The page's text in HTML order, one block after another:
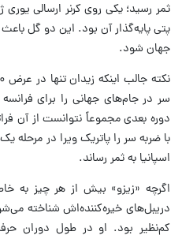
ثمر رسید؛ یکی روی کرنر ارسالی یوری
پتی پایه‌گذار آن بود. این دو گل
جهان شود.
سر در جام‌های جهانی را برای
دوره بعدی مجموعاً نتوانست از آن
اسپانیا به ثمر رساند.
اگرچه «زیزو» بیش از هر چیز به
دریبل‌های خیره‌کننده‌اش شناخته
کم‌نظیر بود. او در طول دوران